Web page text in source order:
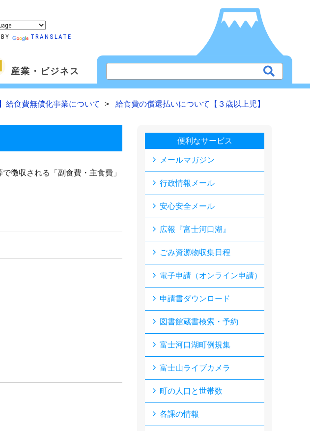
TRANSLATE
産業・ビジネス
給食費無償化事業について 給食費の償還払いについて【３歳以上児】
徴収される「副食費・主食費」
便利なサービス
メールマガジン
行政情報メール
安心安全メール
広報『富士河口湖』
ごみ資源物収集日程
電子申請（オンライン申請）
申請書ダウンロード
図書館蔵書検索・予約
富士河口湖町例規集
富士山ライブカメラ
町の人口と世帯数
各課の情報